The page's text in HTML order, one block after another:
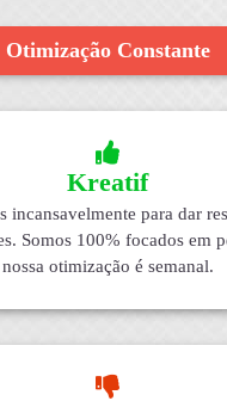
Otimização Constante
Kreatif
incansavelmente para dar
Somos 100% focados em
nossa otimização é semanal.